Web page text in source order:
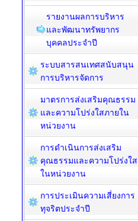
รายงานผลการบริหาร
และพัฒนาทรัพยากร
บุคคลประจำปี
ระบบสารสนเทศสนับสนุน
การบริหารจัดการ
มาตรการส่งเสริมคุณธรรม
และความโปร่งใสภายใน
หน่วยงาน
การดำเนินการส่งเสริม
คุณธรรมและความโปร่งใส
ในหน่วยงาน
การประเมินความเสี่ยงการ
ทุจริตประจำปี